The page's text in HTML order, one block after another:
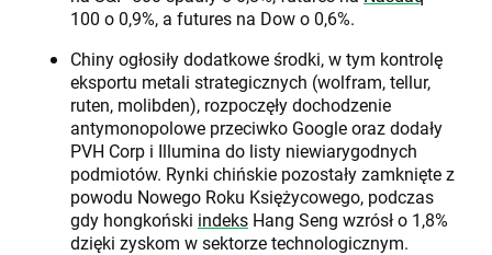
100 o 0,9%, a futures na Dow o 0,6%.
Chiny ogłosiły dodatkowe środki, w tym kontrolę
eksportu metali strategicznych (wolfram, tellur,
ruten, molibden), rozpoczęły dochodzenie
antymonopolowe przeciwko Google oraz dodały
PVH Corp i Illumina do listy niewiarygodnych
podmiotów. Rynki chińskie pozostały zamknięte z
powodu Nowego Roku Księżycowego, podczas
gdy hongkoński indeks Hang Seng wzrósł o 1,8%
dzięki zyskom w sektorze technologicznym.